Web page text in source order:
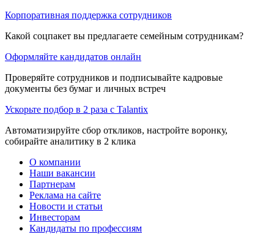
Корпоративная поддержка сотрудников
Какой соцпакет вы предлагаете семейным сотрудникам?
Оформляйте кандидатов онлайн
Проверяйте сотрудников и подписывайте кадровые
документы без бумаг и личных встреч
Ускорьте подбор в 2 раза с Talantix
Автоматизируйте сбор откликов, настройте воронку,
собирайте аналитику в 2 клика
О компании
Наши вакансии
Партнерам
Реклама на сайте
Новости и статьи
Инвесторам
Кандидаты по профессиям